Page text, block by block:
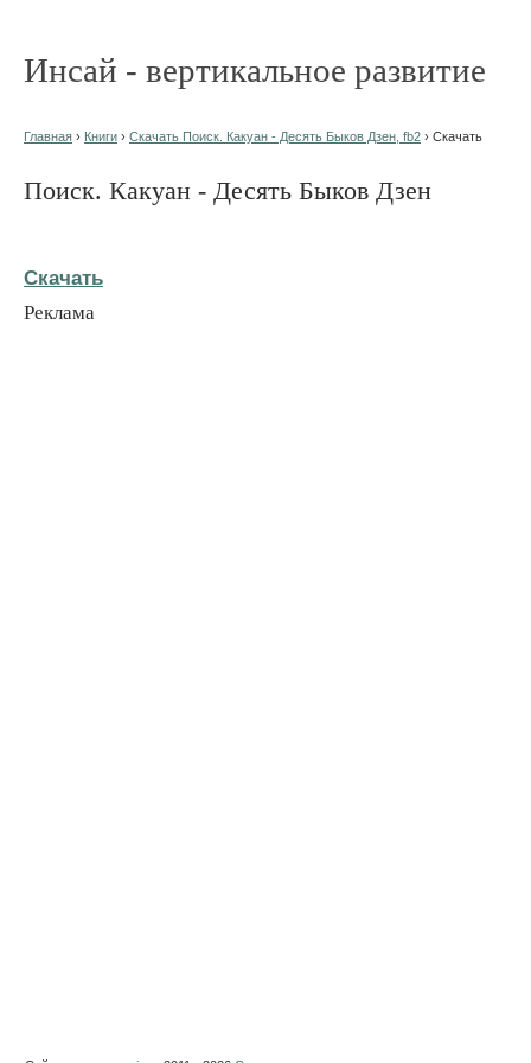
Инсай - вертикальное развитие
Главная › Книги › Скачать Поиск. Какуан - Десять Быков Дзен, fb2 › Скачать
Поиск. Какуан - Десять Быков Дзен
Скачать
Реклама